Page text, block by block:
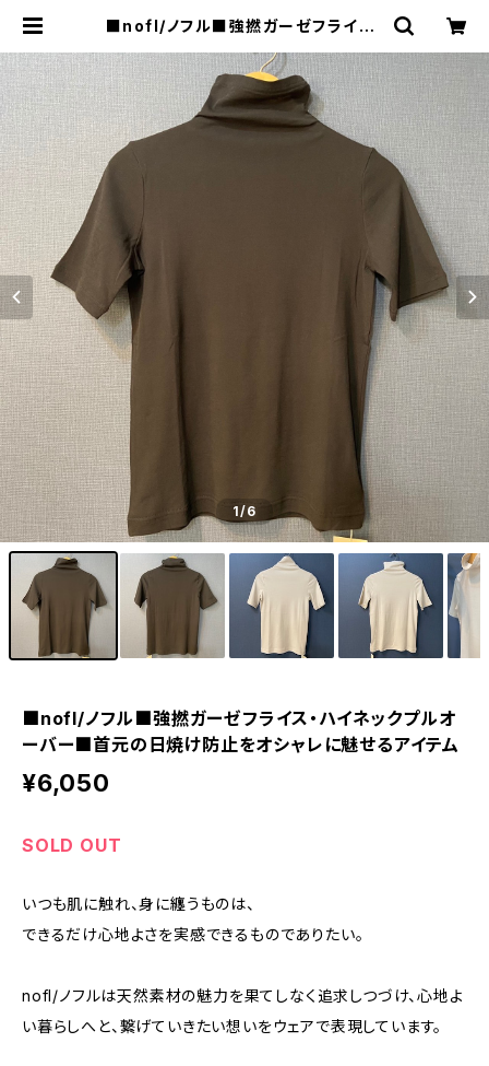
■nofl/ノフル■強撚ガーゼフライス・
焼け防止をオシャレに魅せるアイテム
| raquel
1/6
■nofl/ノフル■強撚ガーゼフライス・ハイネックプルオ
ーバー■首元の日焼け防止をオシャレに魅せるアイテム
¥6,050
SOLD OUT
いつも肌に触れ、身に纏うものは、
できるだけ心地よさを実感できるものでありたい。
nofl/ノフルは天然素材の魅力を果てしなく追求しつづけ、心地よ
い暮らしへと、繋げていきたい想いをウェアで表現しています。